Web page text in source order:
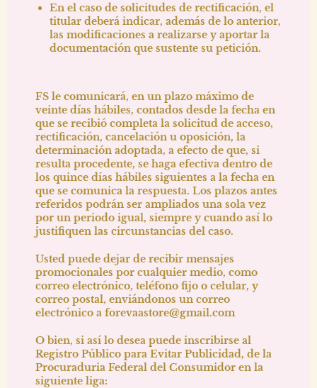
En el caso de solicitudes de rectificación, el
titular deberá indicar, además de lo anterior,
las modificaciones a realizarse y aportar la
documentación que sustente su petición.
FS le comunicará, en un plazo máximo de
veinte días hábiles, contados desde la fecha en
que se recibió completa la solicitud de acceso,
rectificación, cancelación u oposición, la
determinación adoptada, a efecto de que, si
resulta procedente, se haga efectiva dentro de
los quince días hábiles siguientes a la fecha en
que se comunica la respuesta. Los plazos antes
referidos podrán ser ampliados una sola vez
por un periodo igual, siempre y cuando así lo
justifiquen las circunstancias del caso.
Usted puede dejar de recibir mensajes
promocionales por cualquier medio, como
correo electrónico, teléfono fijo o celular, y
correo postal, enviándonos un correo
electrónico a forevaastore@gmail.com
O bien, si así lo desea puede inscribirse al
Registro Público para Evitar Publicidad, de la
Procuraduria Federal del Consumidor en la
siguiente liga: